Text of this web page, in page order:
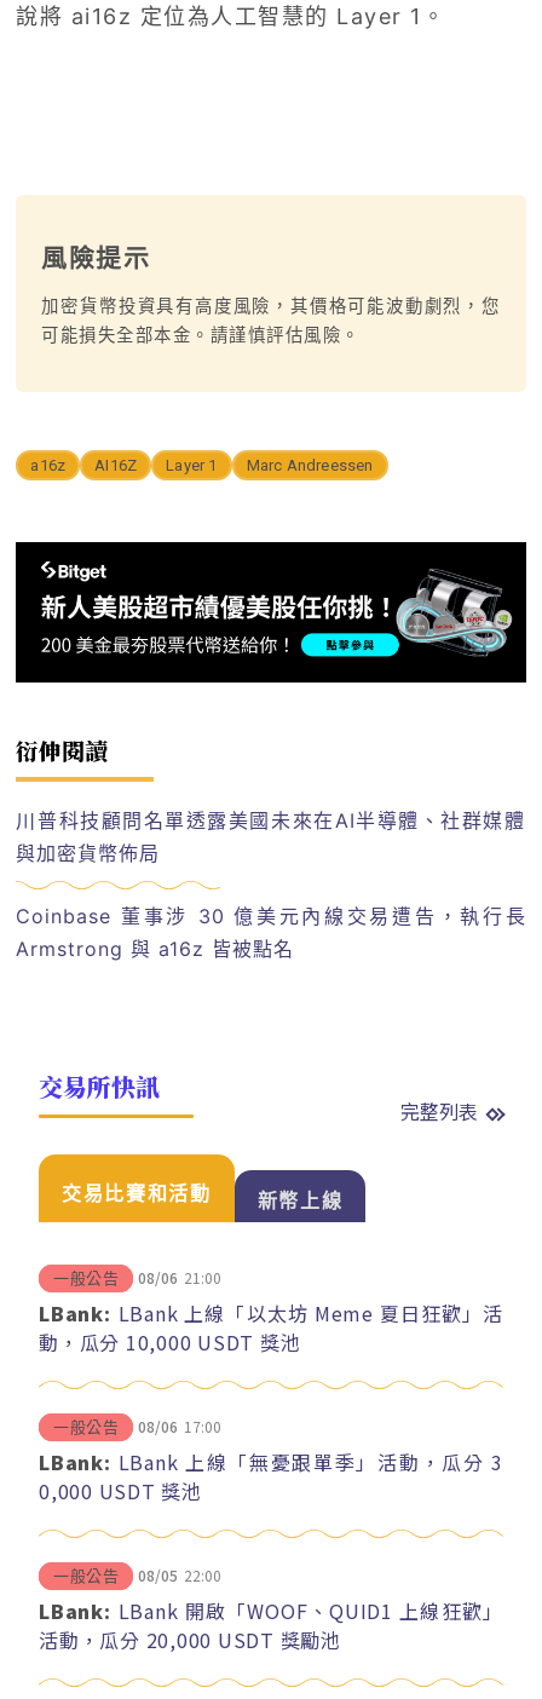
說將 ai16z 定位為人工智慧的 Layer 1。
風險提示
加密貨幣投資具有高度風險，其價格可能波動劇烈，您
可能損失全部本金。請謹慎評估風險。
a16z AI16Z Layer 1 Marc Andreessen
衍伸閱讀
川普科技顧問名單透露美國未來在AI半導體、社群媒體
與加密貨幣佈局
Coinbase 董事涉 30 億美元內線交易遭告，執行長
Armstrong 與 a16z 皆被點名
交易所快訊
完整列表
交易比賽和活動 新幣上線
一般公告 08/06 21:00
LBank: LBank 上線「以太坊 Meme 夏日狂歡」活
動，瓜分 10,000 USDT 獎池
一般公告 08/06 17:00
LBank: LBank 上線「無憂跟單季」活動，瓜分 3
0,000 USDT 獎池
一般公告 08/05 22:00
LBank: LBank 開啟「WOOF、QUID1 上線狂歡」
活動，瓜分 20,000 USDT 獎勵池